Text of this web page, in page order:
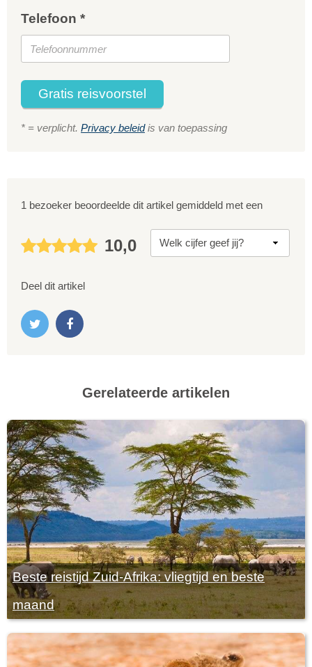
Telefoon *
Gratis reisvoorstel
* = verplicht. Privacy beleidis van toepassing
1 bezoeker beoordeelde dit artikel gemiddeld met een
10,0
Deel dit artikel
Gerelateerde artikelen
Beste reistijd Zuid-Afrika: vliegtijd en beste
maand